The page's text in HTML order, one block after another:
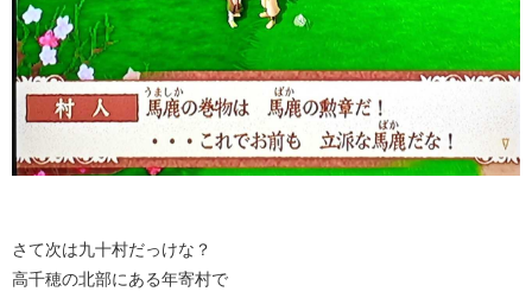
さて次は九十村だっけな？
高千穂の北部にある年寄村で